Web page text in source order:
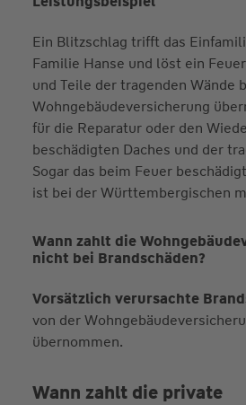
Ein Blitzschlag trifft das
Familie Hanse und löst ein
und Teile der tragenden Wände
Wohngebäudeversicherung
für die Reparatur oder den
beschädigten Daches und der
Sogar das beim Feuer
ist bei der Württembergischen
Wann zahlt die
nicht bei Brandschäden?
Vorsätzlich verursachte
von der
übernommen.
Wann zahlt die private